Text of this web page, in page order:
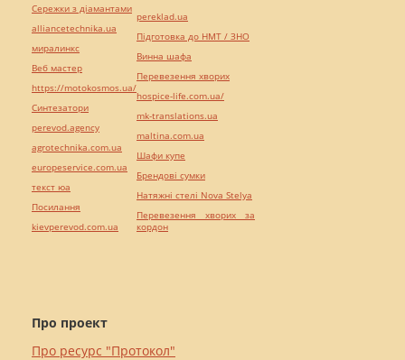
Про проект
Про ресурс "Протокол"
Сережки з діамантами
alliancetechnika.ua
миралинкс
Веб мастер
https://motokosmos.ua/
Синтезатори
perevod.agency
agrotechnika.com.ua
europeservice.com.ua
текст юа
Посилання
kievperevod.com.ua
pereklad.ua
Підготовка до НМТ / ЗНО
Винна шафа
Перевезення хворих
hospice-life.com.ua/
mk-translations.ua
maltina.com.ua
Шафи купе
Брендові сумки
Натяжні стелі Nova Stelya
Перевезення хворих за
кордон